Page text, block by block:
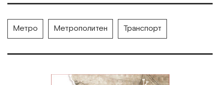
Метро Метрополитен Транспорт